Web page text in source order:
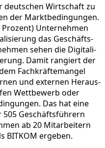
Wirtschaft zu
der Markt­be­din­gungen.
Unter­nehmen
das Geschäfts­
sehen die Digita­li­
Damit rangiert der
Fachkräf­te­mangel
und externen Heraus­
Wettbe­werb oder
Das hat eine
Geschäfts­füh­rern
ab 20 Mitar­bei­tern
BITKOM ergeben.